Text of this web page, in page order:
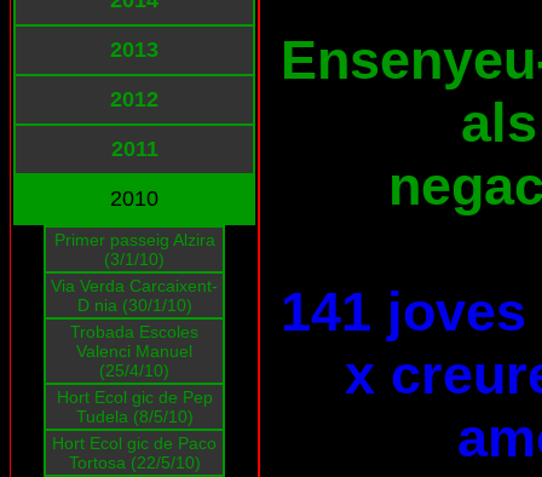
2013
2012
2011
2010
Primer passeig Alzira
(3/1/10)
Via Verda Carcaixent-
D nia (30/1/10)
Trobada Escoles
Valenci Manuel
(25/4/10)
Hort Ecol gic de Pep
Tudela (8/5/10)
Hort Ecol gic de Paco
Tortosa (22/5/10)
141
x